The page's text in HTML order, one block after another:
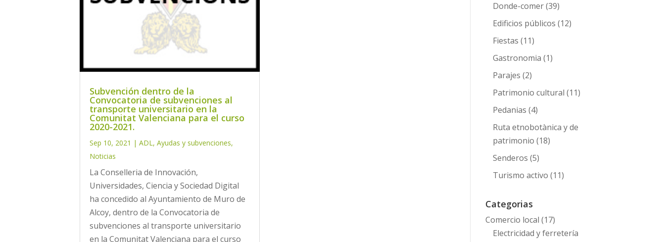
Subvención dentro de la
Convocatoria de subvenciones al
transporte universitario en la
Comunitat Valenciana para el curso
2020-2021.
Sep 10, 2021 |ADL ,Ayudas y subvenciones,
Noticias
La Conselleria de Innovación,
Universidades, Ciencia y Sociedad Digital
ha concedido al Ayuntamiento de Muro de
Alcoy, dentro de la Convocatoria de
subvenciones al transporte universitario
en la Comunitat Valenciana para el curso
Donde-comer(39)
Edificios públicos (12)
Fiestas (11)
Gastronomia (1)
Parajes (2)
Patrimonio cultural (11)
Pedanias (4)
Ruta etnobotànica y de
patrimonio (18)
Senderos (5)
Turismo activo (11)
Categorias
Comercio local (17)
Electricidad y ferretería